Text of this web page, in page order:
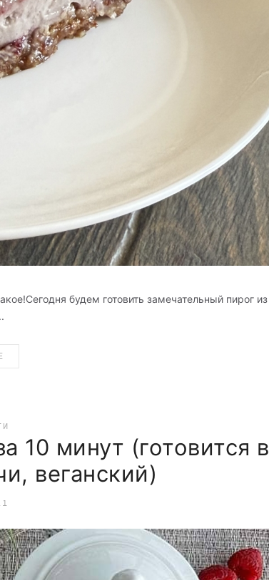
будем готовить замечательный пирог из
10 минут (готовится в
веганский)